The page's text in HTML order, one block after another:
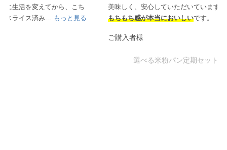
美味しく、安心していただいています。
もちもち感が本当においしい
です。